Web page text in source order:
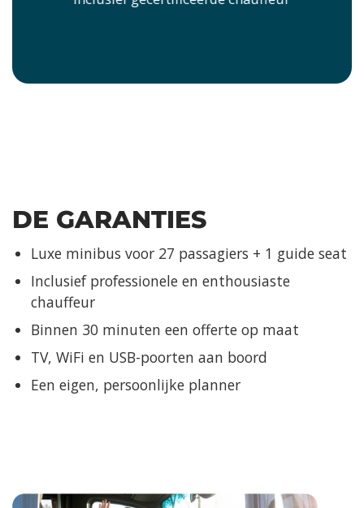
DE GARANTIES
Luxe minibus voor 27 passagiers + 1 guide seat
Inclusief professionele en enthousiaste
chauffeur
Binnen 30 minuten een offerte op maat
TV, WiFi en USB-poorten aan boord
Een eigen, persoonlijke planner